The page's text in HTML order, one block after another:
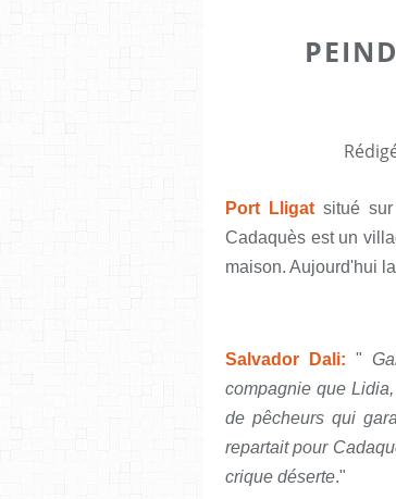
Port Lligatsitué sur
Cadaquès est un
maison. Aujourd'hui
Salvador Dali: "
compagnie que
de pêcheurs qui
repartait pour
crique déserte."